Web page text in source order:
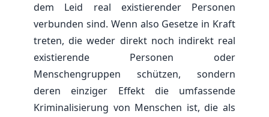
dem Leid real existierender Personen
verbunden sind. Wenn also Gesetze in Kraft
treten, die weder direkt noch indirekt real
existierende Personen oder
Menschengruppen schützen, sondern
deren einziger Effekt die umfassende
Kriminalisierung von Menschen ist, die als